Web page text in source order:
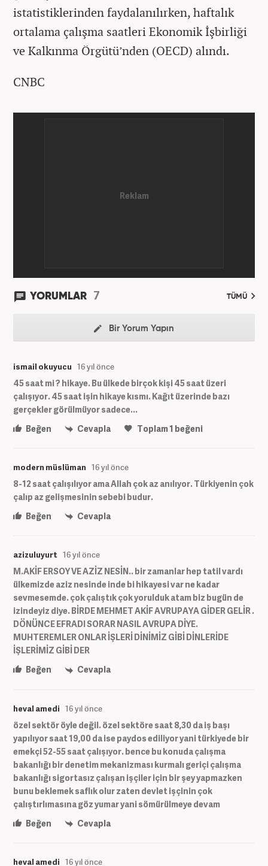
istatistiklerinden faydalanılırken, haftalık
ortalama çalışma saatleri Ekonomik İşbirliği
ve Kalkınma Örgütü’nden (OECD) alındı.
CNBC
YORUMLAR 7 TÜMÜ
Bir Yorum Yapın
ismail okuyucu 16 yıl önce
45 saat mi ? hikaye. Bu ülkede birçok kişi 45 saat üzeri
çalışıyor. 45 saat işin hikaye kısmı. Kağıt üzerinde bazı
gerçekler görülmüyor sadece...
Beğen
Cevapla Toplam1 beğeni
modern müslüman 16 yıl önce
8-12 saat çalışılıyor ama Allah çok az anılıyor. Türkiyenin çok
çalıp az gelişmesinin sebebi budur.
Beğen
Cevapla
azizuluyurt 16 yıl önce
M.AKİF ERSOY VE AZİZ NESİN.. bir zamanlar hep tatil vardı
ülkemizde aziz nesinde inde bi hikayesi var ne kadar
sevmesemde. çok çalıştık çok yorulduk atam biz bugün de
izindeyiz diye. BİRDE MEHMET AKİF AVRUPAYA GİDER GELİR .
DÖNÜNCE EFRADI SORAR NASIL AVRUPA DİYE.
MUHTEREMLER ONLAR İŞLERİ DİNİMİZ GİBİ DİNLERİDE
İŞLERİMİZ GİBİ DER
Beğen
Cevapla
heval amedi 16 yıl önce
özel sektör öyle değil. özel sektöre saat 8,30 da iş başı
yapılıyor saat 19,00 da ise paydos ediliyor yani türkiyede bir
emekçi 52-55 saat çalışıyor. bence bu konuda çalışma
bakanlığı bir denetim mekanizması kurmalı geriçi çalışma
bakanlığı sigortasız çalışan işçiler için bir şey yapmazken
bunu beklemek saflık olur zaten devlet işçinin çok
çalıştırlımasına göz yumar yani sömürülmeye devam
Beğen
Cevapla
heval amedi 16 yıl önce